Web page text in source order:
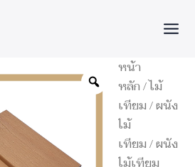
หน้า
หลัก / ไม้
เทียม / ผนัง
ไม้
เทียม / ผนัง
ไม้เทียม